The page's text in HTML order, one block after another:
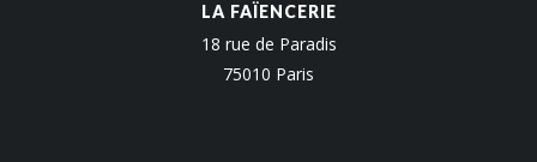
LA FAÏENCERIE
18 rue de Paradis
75010 Paris